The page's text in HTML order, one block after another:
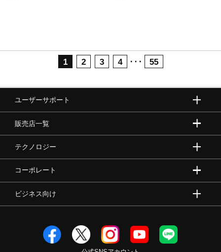
1 2 3 4 ･･･ 55
ユーザーサポート
販売店一覧
テクノロジー
コーポレート
ビジネス向け